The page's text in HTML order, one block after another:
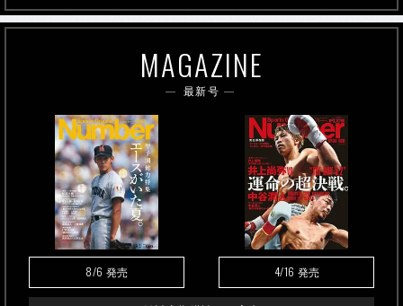
MAGAZINE
最新号
8/6 発売 4/16 発売